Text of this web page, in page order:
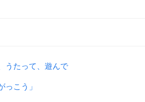
うたって、遊んで
っこう」